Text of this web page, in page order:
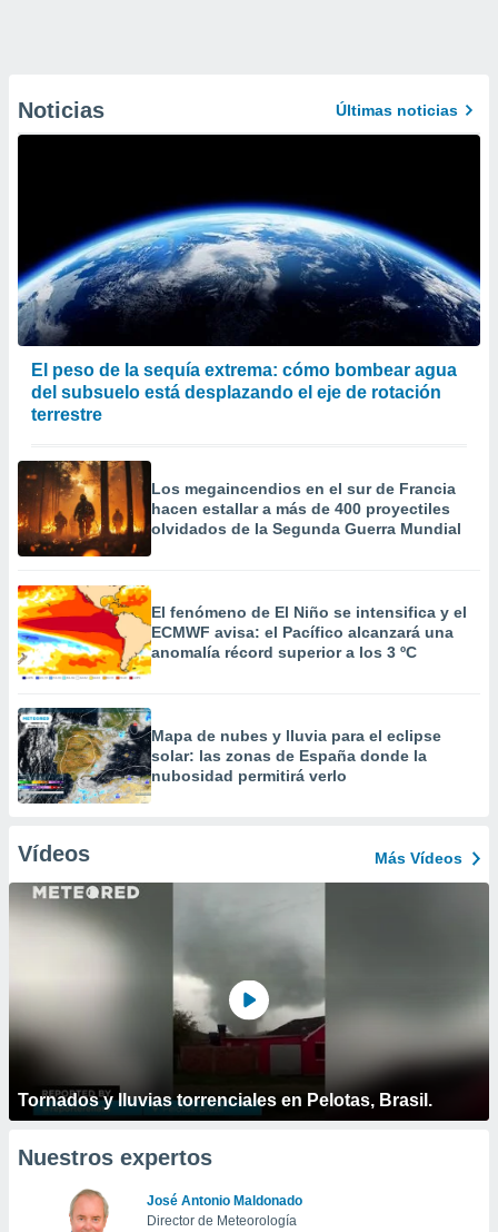
Noticias Últimas noticias
El peso de la sequía extrema: cómo bombear agua
del subsuelo está desplazando el eje de rotación
terrestre
Los megaincendios en el sur de Francia
hacen estallar a más de 400 proyectiles
olvidados de la Segunda Guerra Mundial
El fenómeno de El Niño se intensifica y el
ECMWF avisa: el Pacífico alcanzará una
anomalía récord superior a los 3 ºC
Mapa de nubes y lluvia para el eclipse
solar: las zonas de España donde la
nubosidad permitirá verlo
Vídeos Más Vídeos
Tornados y lluvias torrenciales en Pelotas, Brasil.
Nuestros expertos
José Antonio Maldonado
Director de Meteorología